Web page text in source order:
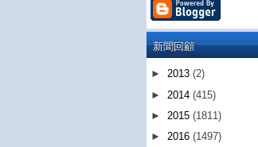
新聞回顧
► 2013 (2)
► 2014 (415)
► 2015 (1811)
► 2016 (1497)